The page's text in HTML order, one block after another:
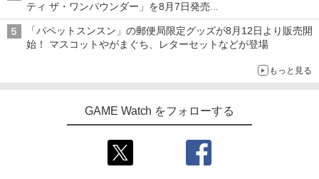
ティ ザ・ワンパウンダー」を8月7日発売
「特製ガーリックマヨソース」を使用した超大型チーズバーガー
「パペットスンスン」の郵便局限定グッズが8月12日より販売開
始！ マスコットやがまぐち、レターセットなどが登場
もっと見る
GAME Watch をフォローする